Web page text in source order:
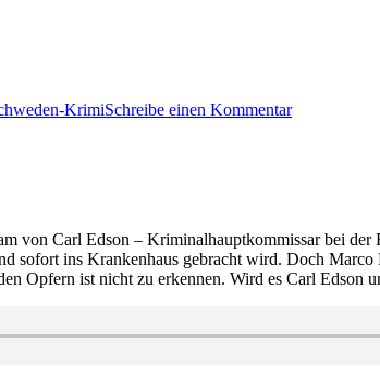
KrimiSchreibe einen KommentarGabriella
von Carl Edson – Kriminalhauptkommissar bei
sofort ins Krankenhaus gebracht wird. Doch
Opfern ist nicht zu erkennen. Wird es Carl Edson